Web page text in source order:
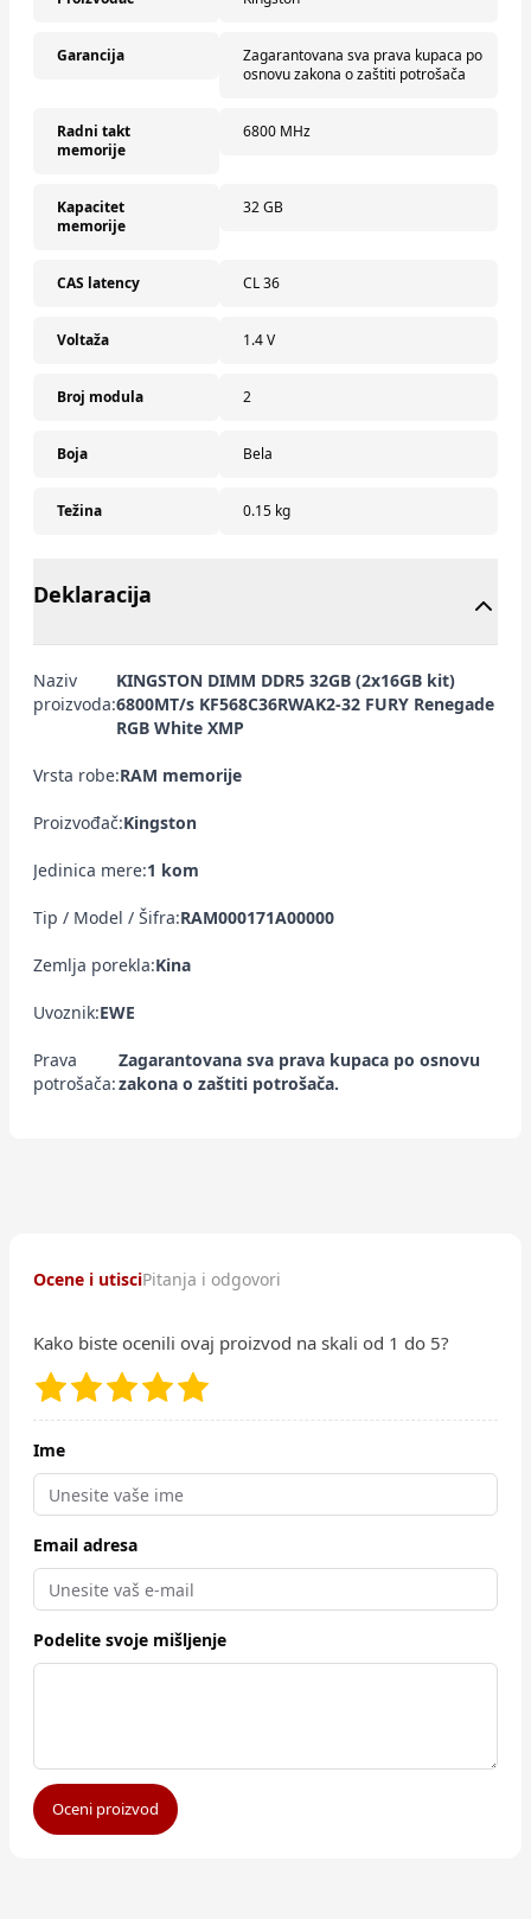
Garancija
Zagarantovana sva prava kupaca po
osnovu zakona o zaštiti potrošača
Radni takt
memorije
6800 MHz
Kapacitet
memorije
32 GB
CAS latency CL 36
Voltaža 1.4 V
Broj modula 2
Boja Bela
Težina 0.15 kg
Deklaracija
Naziv
proizvoda:
KINGSTON DIMM DDR5 32GB (2x16GB kit)
6800MT/s KF568C36RWAK2-32 FURY Renegade
RGB White XMP
Vrsta robe:RAM memorije
Proizvođač:Kingston
Jedinica mere:1 kom
Tip / Model / Šifra:RAM000171A00000
Zemlja porekla:Kina
Uvoznik:EWE
Prava
potrošača:
Zagarantovana sva prava kupaca po osnovu
zakona o zaštiti potrošača.
Ocene i utisciPitanja i odgovori
Kako biste ocenili ovaj proizvod na skali od 1 do 5?
Ime
Email adresa
Podelite svoje mišljenje
Oceni proizvod